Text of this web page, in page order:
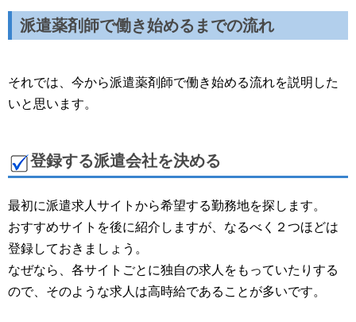
派遣薬剤師で働き始めるまでの流れ
それでは、今から派遣薬剤師で働き始める流れを説明した
いと思います。
登録する派遣会社を決める
最初に派遣求人サイトから希望する勤務地を探します。
おすすめサイトを後に紹介しますが、なるべく２つほどは
登録しておきましょう。
なぜなら、各サイトごとに独自の求人をもっていたりする
ので、そのような求人は高時給であることが多いです。